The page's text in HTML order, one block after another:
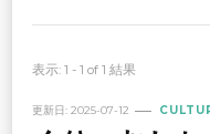
表示: 1 - 1 of 1 結果
更新日: 2025-07-12